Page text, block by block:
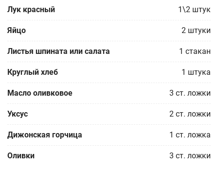
Лук красный 1\2 штук
Яйцо 2 штуки
Листья шпината или салата 1 стакан
Круглый хлеб 1 штука
Масло оливковое 3 ст. ложки
Уксус 2 ст. ложки
Дижонская горчица 1 ст. ложка
Оливки 3 ст. ложки